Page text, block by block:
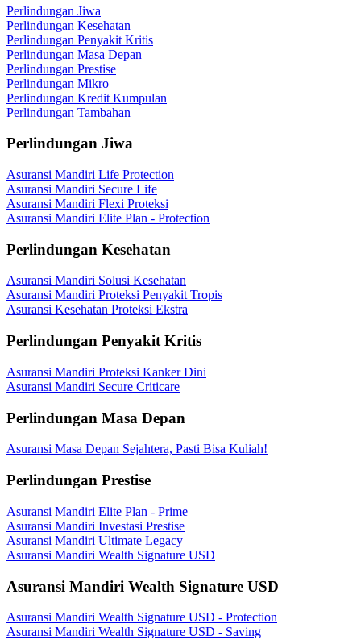
Perlindungan Jiwa
Perlindungan Kesehatan
Perlindungan Penyakit Kritis
Perlindungan Masa Depan
Perlindungan Prestise
Perlindungan Mikro
Perlindungan Kredit Kumpulan
Perlindungan Tambahan
Perlindungan Jiwa
Asuransi Mandiri Life Protection
Asuransi Mandiri Secure Life
Asuransi Mandiri Flexi Proteksi
Asuransi Mandiri Elite Plan - Protection
Perlindungan Kesehatan
Asuransi Mandiri Solusi Kesehatan
Asuransi Mandiri Proteksi Penyakit Tropis
Asuransi Kesehatan Proteksi Ekstra
Perlindungan Penyakit Kritis
Asuransi Mandiri Proteksi Kanker Dini
Asuransi Mandiri Secure Criticare
Perlindungan Masa Depan
Asuransi Masa Depan Sejahtera, Pasti Bisa Kuliah!
Perlindungan Prestise
Asuransi Mandiri Elite Plan - Prime
Asuransi Mandiri Investasi Prestise
Asuransi Mandiri Ultimate Legacy
Asuransi Mandiri Wealth Signature USD
Asuransi Mandiri Wealth Signature USD
Asuransi Mandiri Wealth Signature USD - Protection
Asuransi Mandiri Wealth Signature USD - Saving